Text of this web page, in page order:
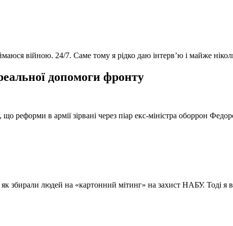
війною. 24/7. Саме тому я рідко даю інтерв’ю і майже
допомоги фронту
реформи в армії зірвані через піар екс-міністра оборрон
збирали людей на «картонний мітинг» на захист НАБУ. Тоді я